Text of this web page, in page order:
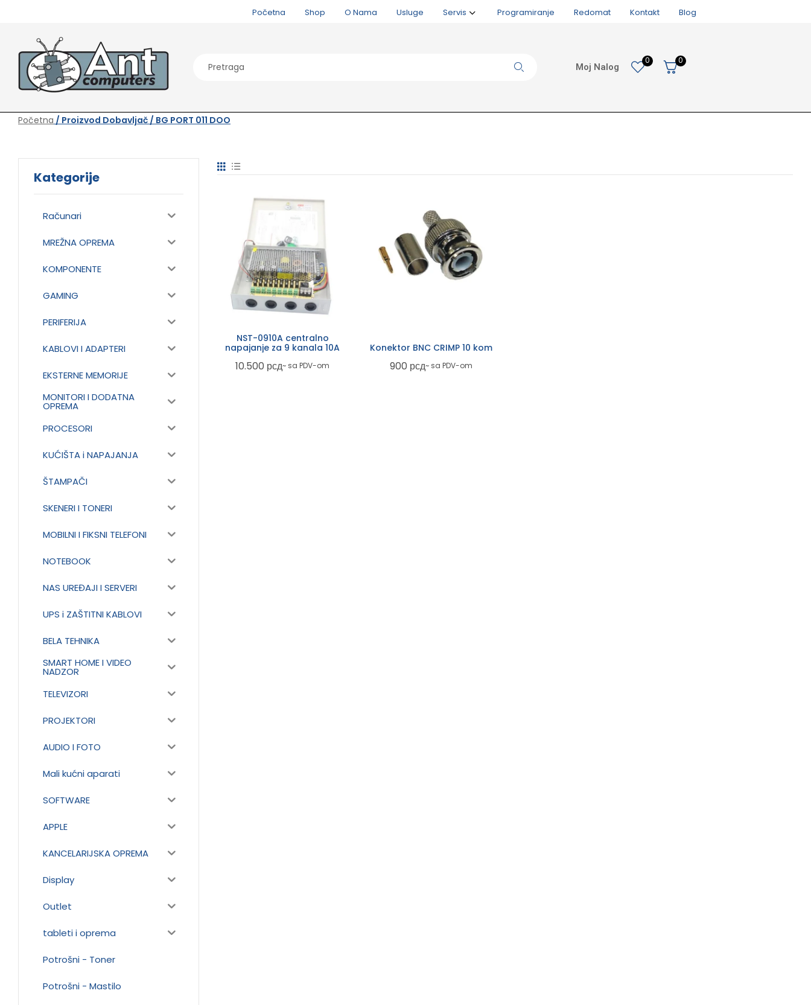
Početna Shop O Nama Usluge Servis Programiranje Redomat Kontakt Blog
Moj Nalog
0 0
Početna / Proizvod Dobavljač / BG PORT 011 DOO
NST-0910A centralno
napajanje za 9 kanala 10A
10.500 рсд~ sa PDV-om
Konektor BNC CRIMP 10 kom
900 рсд~ sa PDV-om
Kategorije
Računari
MREŽNA OPREMA
KOMPONENTE
GAMING
PERIFERIJA
KABLOVI I ADAPTERI
EKSTERNE MEMORIJE
MONITORI I DODATNA
OPREMA
PROCESORI
KUĆIŠTA i NAPAJANJA
ŠTAMPAČI
SKENERI I TONERI
MOBILNI I FIKSNI TELEFONI
NOTEBOOK
NAS UREĐAJI I SERVERI
UPS i ZAŠTITNI KABLOVI
BELA TEHNIKA
SMART HOME I VIDEO
NADZOR
TELEVIZORI
PROJEKTORI
AUDIO I FOTO
Mali kućni aparati
SOFTWARE
APPLE
KANCELARIJSKA OPREMA
Display
Outlet
tableti i oprema
Potrošni - Toner
Potrošni - Mastilo